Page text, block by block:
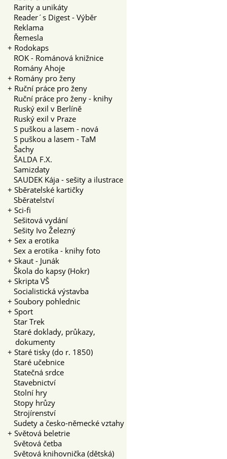
Rarity a unikáty
Reader´s Digest - Výběr
Reklama
Řemesla
+ Rodokaps
ROK - Románová knižnice
Romány Ahoje
+ Romány pro ženy
+ Ruční práce pro ženy
Ruční práce pro ženy - knihy
Ruský exil v Berlíně
Ruský exil v Praze
S puškou a lasem - nová
S puškou a lasem - TaM
Šachy
ŠALDA F.X.
Samizdaty
SAUDEK Kája - sešity a ilustrace
+ Sběratelské kartičky
Sběratelství
+ Sci-fi
Sešitová vydání
Sešity Ivo Železný
+ Sex a erotika
Sex a erotika - knihy foto
+ Skaut - Junák
Škola do kapsy (Hokr)
+ Skripta VŠ
Socialistická výstavba
+ Soubory pohlednic
+ Sport
Star Trek
Staré doklady, průkazy,
dokumenty
+ Staré tisky (do r. 1850)
Staré učebnice
Statečná srdce
Stavebnictví
Stolní hry
Stopy hrůzy
Strojírenství
Sudety a česko-německé vztahy
+ Světová beletrie
Světová četba
Světová knihovnička (dětská)